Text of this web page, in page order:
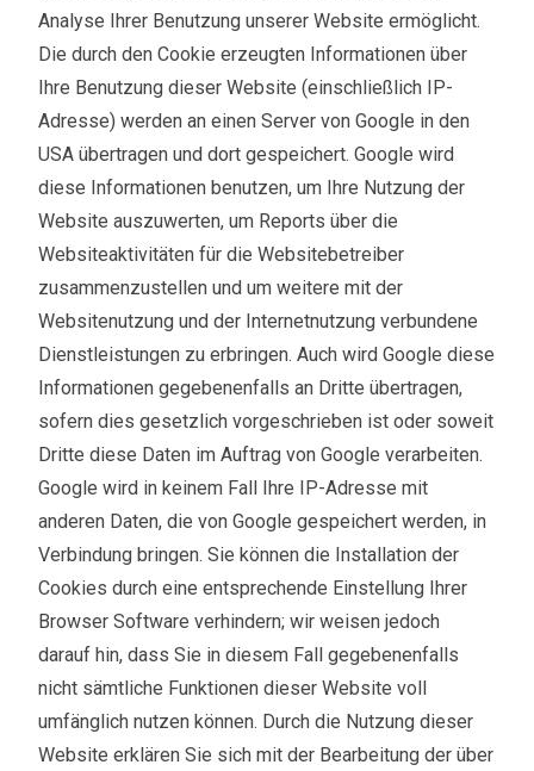
Analyse Ihrer Benutzung unserer Website ermöglicht.
Die durch den Cookie erzeugten Informationen über
Ihre Benutzung dieser Website (einschließlich IP-
Adresse) werden an einen Server von Google in den
USA übertragen und dort gespeichert. Google wird
diese Informationen benutzen, um Ihre Nutzung der
Website auszuwerten, um Reports über die
Websiteaktivitäten für die Websitebetreiber
zusammenzustellen und um weitere mit der
Websitenutzung und der Internetnutzung verbundene
Dienstleistungen zu erbringen. Auch wird Google diese
Informationen gegebenenfalls an Dritte übertragen,
sofern dies gesetzlich vorgeschrieben ist oder soweit
Dritte diese Daten im Auftrag von Google verarbeiten.
Google wird in keinem Fall Ihre IP-Adresse mit
anderen Daten, die von Google gespeichert werden, in
Verbindung bringen. Sie können die Installation der
Cookies durch eine entsprechende Einstellung Ihrer
Browser Software verhindern; wir weisen jedoch
darauf hin, dass Sie in diesem Fall gegebenenfalls
nicht sämtliche Funktionen dieser Website voll
umfänglich nutzen können. Durch die Nutzung dieser
Website erklären Sie sich mit der Bearbeitung der über